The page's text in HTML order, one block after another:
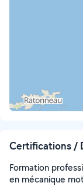
Certifications /
Formation
en mécanique